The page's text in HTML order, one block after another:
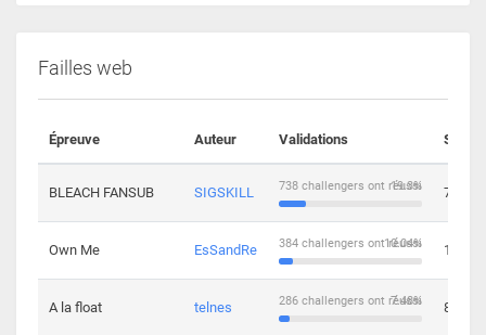
Failles web
Épreuve Auteur Validations
BLEACH FANSUB SIGSKILL 19.3%
738 challengers ont réussi 7
Own Me EsSandRe 10.04%
384 challengers ont réussi 13
A la float telnes 7.48%
286 challengers ont réussi 8